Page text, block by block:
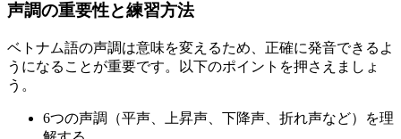
声調の重要性と練習方法
ベトナム語の声調は意味を変えるため、正確に発音できるよ
うになることが重要です。以下のポイントを押さえましょ
う。
6つの声調（平声、上昇声、下降声、折れ声など）を理